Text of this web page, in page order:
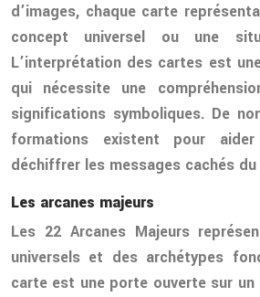
d’images, chaque carte
concept universel ou une
L’interprétation des cartes est
qui nécessite une
significations symboliques. De
formations existent pour
déchiffrer les messages cachés
Les arcanes majeurs
Les 22 Arcanes Majeurs
universels et des archétypes
carte est une porte ouverte sur